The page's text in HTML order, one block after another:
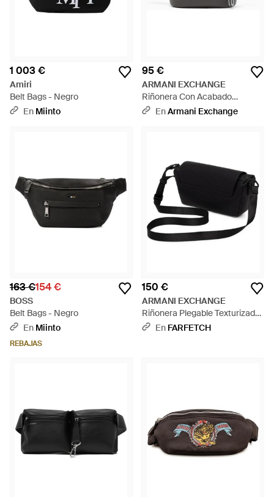
1 003 €
Amiri
Belt Bags - Negro
En Miinto
95 €
ARMANI EXCHANGE
Riñonera Con Acabado
Texturizado Y Logotipo En
EnArmani Exchange
163 €154 €
BOSS
Belt Bags - Negro
En Miinto
REBAJAS
150 €
ARMANI EXCHANGE
Riñonera Plegable Texturizada
- Negro
En FARFETCH